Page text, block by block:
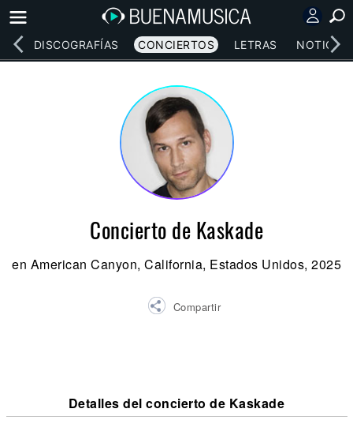
DISCOGRAFÍAS CONCIERTOS LETRAS NOTICIAS
Concierto de Kaskade
en American Canyon, California, Estados Unidos, 2025
Compartir
Detalles del concierto de Kaskade